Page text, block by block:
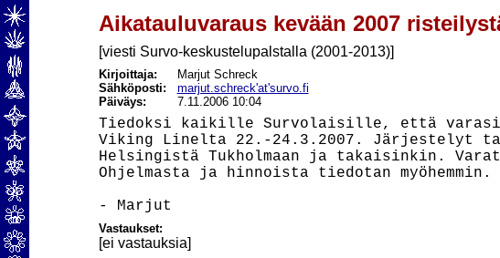
Aikatauluvaraus kevään 2007
[viesti Survo-keskustelupalstalla (2001-2013)]
Kirjoittaja:
Marjut Schreck
Sähköposti: marjut.schreck'at'survo.fi
Päiväys:
7.11.2006 10:04
Tiedoksi kaikille Survolaisille, että
Viking Linelta 22.-24.3.2007. Järjestelyt
Helsingistä Tukholmaan ja takaisinkin.
Ohjelmasta ja hinnoista tiedotan myöhemmin.
Vastaukset:
[ei vastauksia]